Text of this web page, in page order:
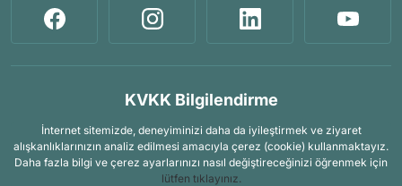
KVKK Bilgilendirme
İnternet sitemizde, deneyiminizi daha da iyileştirmek ve ziyaret
alışkanlıklarınızın analiz edilmesi amacıyla çerez (cookie) kullanmaktayız.
Daha fazla bilgi ve çerez ayarlarınızı nasıl değiştireceğinizi öğrenmek için
lütfen tıklayınız.